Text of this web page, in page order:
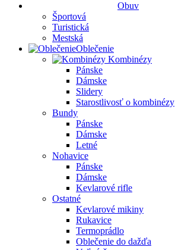
Obuv
Športová
Turistická
Mestská
Oblečenie
Kombinézy
Pánske
Dámske
Slidery
Starostlivosť o kombinézy
Bundy
Pánske
Dámske
Letné
Nohavice
Pánske
Dámske
Kevlarové rifle
Ostatné
Kevlarové mikiny
Rukavice
Termoprádlo
Oblečenie do dažďa